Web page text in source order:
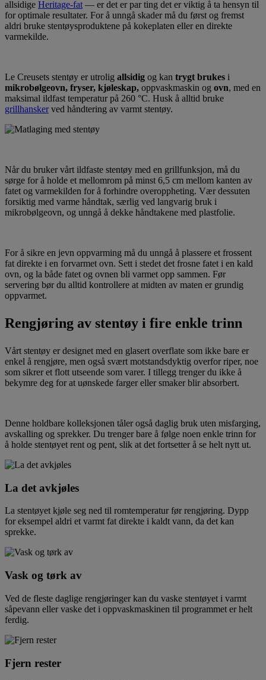
allsidige Heritage-fat –– er det er par ting det er viktig å ta hensyn til
for optimale resultater. For å unngå skader må du først og fremst
aldri bruke stentøysproduktene på kokeplaten eller en direkte
varmekilde.
Le Creusets stentøy er utrolig allsidig og kan trygt brukes i
mikrobølgeovn, fryser, kjøleskap, oppvaskmaskin og ovn, med en
maksimal ildfast temperatur på 260 °C. Husk å alltid bruke
grillhanskerved håndtering av varmt stentøy.
Når du bruker vårt ildfaste stentøy med en grillfunksjon, må du
sørge for å holde et mellomrom på minst 6,5 cm mellom kanten av
fatet og varmekilden for å forhindre overoppheting. Vær dessuten
forsiktig med varme håndtak, særlig ved langvarig bruk i
mikrobølgeovn, og unngå å dekke håndtakene med plastfolie.
For å sikre en jevn oppvarming må du unngå å plassere et frossent
fat direkte i en forvarmet ovn. Sett i stedet det frosne fatet i en kald
ovn, og la både fatet og ovnen bli varmet opp sammen. Før
servering bør du alltid kontrollere at midten av maten er grundig
oppvarmet.
Rengjøring av stentøy i fire enkle trinn
Vårt stentøy er designet med en glasert overflate som ikke bare er
enkel å rengjøre, men også svært motstandsdyktig overfor riper, noe
som sikrer et flott utseende som varer. I tillegg trenger du ikke å
bekymre deg for at uønskede farger eller smaker blir absorbert.
Denne holdbare kolleksjonen tåler også daglig bruk uten misfarging,
avskalling og sprekker. Du trenger bare å følge noen enkle trinn for
å holde stentøyet rent og pent, slik at det fortsetter å se helt nytt ut.
La det avkjøles
La stentøyet kjøle seg ned til romtemperatur før rengjøring. Dypp
for eksempel aldri et varmt fat direkte i kaldt vann, da det kan
sprekke.
Vask og tørk av
Ved de fleste daglige rengjøringer kan du vaske stentøyet i varmt
såpevann eller vaske det i oppvaskmaskinen til programmet er helt
ferdig.
Fjern rester